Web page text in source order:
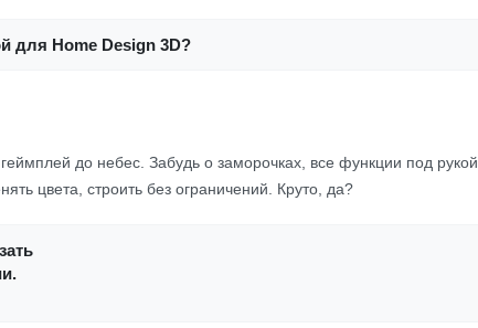
для Home Design 3D?
до небес. Забудь о заморочках, все функции под рукой.
цвета, строить без ограничений. Круто, да?